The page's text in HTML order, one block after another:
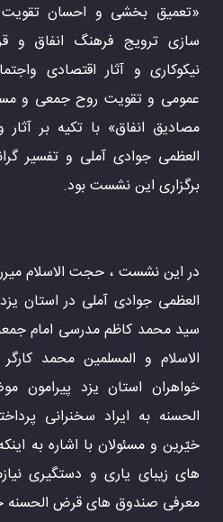
«تعمیق بخشی و احسان تقویت
سازی ترویج فرهنگ انفاق و
نیکوکاری و آثار اقتصادی
عمومی و تقویت روح جمعی و
مصادیق انفاق» با تکیه بر
العظمی جوادی آملی و تفسیر
برگزاری این نشست بود.
در این نشست ، حجت الاسلام
العظمی جوادی آملی در استان
سید محمد کاظم مدرسی امام
الاسلام و المسلمین محمد
خواهران استان یزد
الحسنه به ایراد سخنرانی
خیّرین و مسئولان با اشاره به
های زیبای یاری و دستگیری
معرفی صندوق های قرض الحسنه